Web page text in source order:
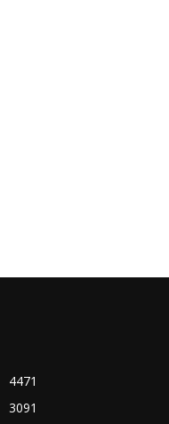
4471
3091